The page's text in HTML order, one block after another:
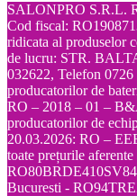
SALONPRO S.R.L.
Cod fiscal:
ridicata al produselor
de lucru: STR.
032622, Telefon
producatorilor de
RO – 2018 – 01 –
producatorilor de
20.03.2026: RO –
toate prețurile
Bucuresti -